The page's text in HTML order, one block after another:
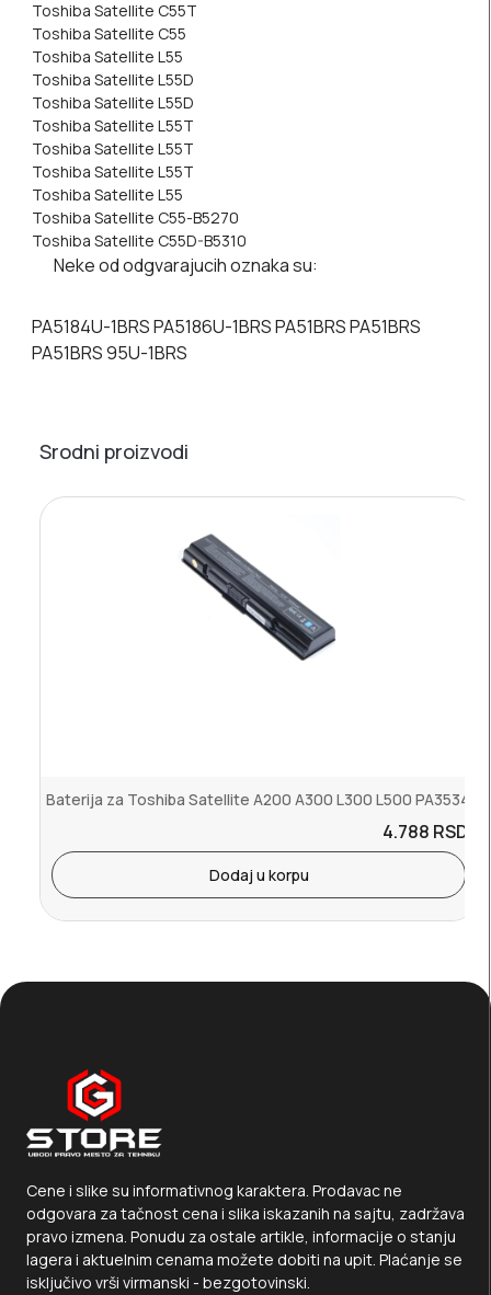
Toshiba Satellite C55T
Toshiba Satellite C55
Toshiba Satellite L55
Toshiba Satellite L55D
Toshiba Satellite L55D
Toshiba Satellite L55T
Toshiba Satellite L55T
Toshiba Satellite L55T
Toshiba Satellite L55
Toshiba Satellite C55-B5270
Toshiba Satellite C55D-B5310
Neke od odgvarajucih oznaka su:
PA5184U-1BRS PA5186U-1BRS PA51BRS PA51BRS
PA51BRS 95U-1BRS
Srodni proizvodi
Baterija za Toshiba Satellite A200 A300 L300 L500 PA3534
4.788 RSD.
Dodaj u korpu
Cene i slike su informativnog karaktera. Prodavac ne
odgovara za tačnost cena i slika iskazanih na sajtu, zadržava
pravo izmena. Ponudu za ostale artikle, informacije o stanju
lagera i aktuelnim cenama možete dobiti na upit. Plaćanje se
isključivo vrši virmanski - bezgotovinski.